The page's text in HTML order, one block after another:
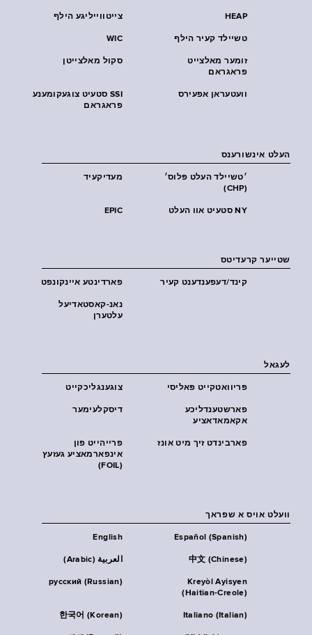
צייטווייליגע הילף HEAP
WIC טשיילד קעיר הילף
סקול מאלצייטן
זומער מאלצייט
פראגראם
SSI סטעיט צוגעקומענע
פראגראם
וועטעראן אפעירס
העלט אינשורענס
מעדיקעיד
׳טשיילד העלט פּלוס׳
(CHP)
EPIC NY סטעיט אוו העלט
שטייער קרעדיטס
פארדינטע איינקונפט קינד/דעפענדענט קעיר
נאנ-קאסטאדיעל
עלטערן
לעגאל
צוגענגליכקייט פּריוואטקייט פּאליסי
דיסקלעימער
פארשטענדליכע
אקאמאדאציע
פרייהייט פון
אינפארמאציע געזעץ
(FOIL)
פארבינדט זיך מיט אונז
וועלט אויס א שפראך
English Español (Spanish)
العربية (Arabic) 中文 (Chinese)
русский (Russian)
Kreyòl Ayisyen
(Haitian-Creole)
한국어 (Korean) Italiano (Italian)